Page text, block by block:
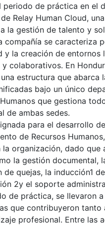
periodo de práctica en el
Relay Human Cloud,
la gestión de talento y
compañía se caracteriza
y la creación de entornos
y colaborativos. En
estructura que abarca
bajo un único
que gestiona
de ambas sedes.
para el desarrollo
de Recursos
la organización, dado que
la gestión documental,
de quejas, la inducción1
2y el soporte
de práctica, se llevaron
que contribuyeron
profesional. Entre las